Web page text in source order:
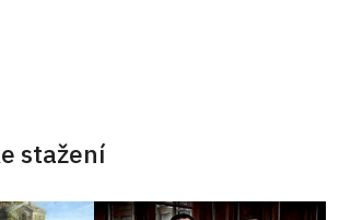
stažení